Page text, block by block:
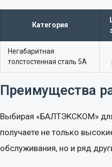
Категория
Негабаритная
толстостенная сталь 5А
Преимущества
Выбирая «БАЛТЭКСКОМ»
получаете не только
обслуживания, но и ряд